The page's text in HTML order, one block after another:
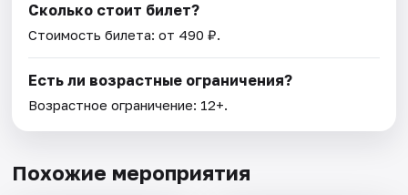
Сколько стоит билет?
Стоимость билета: от 490 ₽.
Есть ли возрастные ограничения?
Возрастное ограничение: 12+.
Похожие мероприятия